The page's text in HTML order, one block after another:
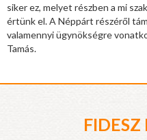
siker ez, melyet részben a mi
értünk el. A Néppárt részéről
valamennyi ügynökségre
Tamás.
FIDESZ